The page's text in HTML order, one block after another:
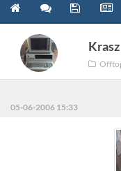
05-06-2006 15:33